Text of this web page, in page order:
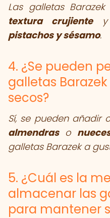
Las galletas
textura crujientey
pistachos y sésamo.
4. ¿Se pueden
galletas
secos?
Sí, se pueden añadir
almendraso
galletas Barazek a
5. ¿Cuál es la
almacenar las
para mantener